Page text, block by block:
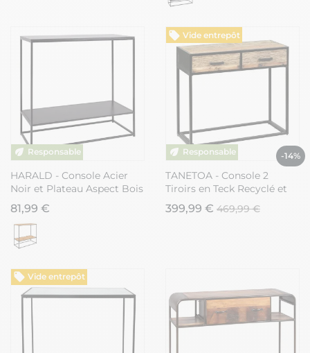
HARALD - Console Acier
Noir et Plateau Aspect Bois
Noir
81,99 €
Vide entrepôt
-14%
TANETOA - Console 2
Tiroirs en Teck Recyclé et
Métal
399,99 € 469,99 €
Vide entrepôt